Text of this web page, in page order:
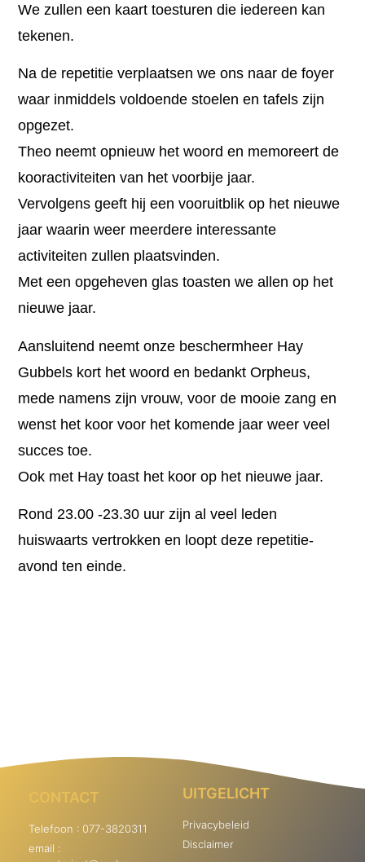
We zullen een kaart toesturen die iedereen kan
tekenen.
Na de repetitie verplaatsen we ons naar de foyer
waar inmiddels voldoende stoelen en tafels zijn
opgezet.
Theo neemt opnieuw het woord en memoreert de
kooractiviteiten van het voorbije jaar.
Vervolgens geeft hij een vooruitblik op het nieuwe
jaar waarin weer meerdere interessante
activiteiten zullen plaatsvinden.
Met een opgeheven glas toasten we allen op het
nieuwe jaar.
Aansluitend neemt onze beschermheer Hay
Gubbels kort het woord en bedankt Orpheus,
mede namens zijn vrouw, voor de mooie zang en
wenst het koor voor het komende jaar weer veel
succes toe.
Ook met Hay toast het koor op het nieuwe jaar.
Rond 23.00 -23.30 uur zijn al veel leden
huiswaarts vertrokken en loopt deze repetitie-
avond ten einde.
CONTACT
Telefoon : 077-3820311
email :
UITGELICHT
Privacybeleid
Disclaimer